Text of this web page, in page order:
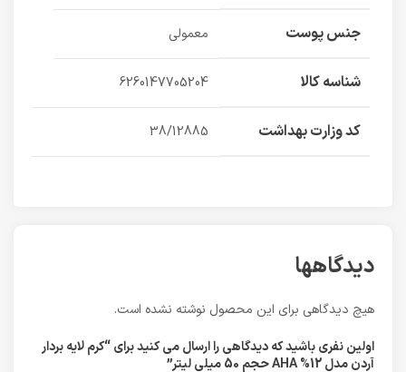
جنس پوست معمولی
شناسه کالا 6260147705204
کد وزارت بهداشت 38/12885
دیدگاهها
هیچ دیدگاهی برای این محصول نوشته نشده است.
اولین نفری باشید که دیدگاهی را ارسال می کنید برای “کرم لایه بردار
آردن مدل AHA %12 حجم 50 میلی لیتر”